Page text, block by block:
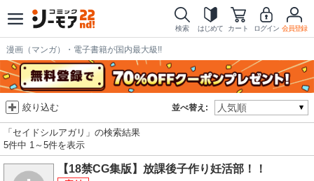
検索 はじめて カート ログイン 会員登録
漫画（マンガ）・電子書籍が国内最大級!!
並べ替え:
絞り込む
「セイドシルアガリ」の検索結果
5件中 1～5件を表示
【18禁CG集版】放課後子作り妊活部！！